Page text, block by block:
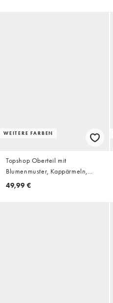
WEITERE FARBEN
Topshop Oberteil mit
Blumenmuster, Kappärmeln,
asymmetrischem Bindeband vorn
49,99 €